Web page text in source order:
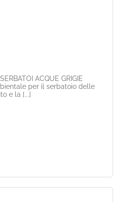
ACQUE GRIGIE
per il serbatoio delle
e la [...]